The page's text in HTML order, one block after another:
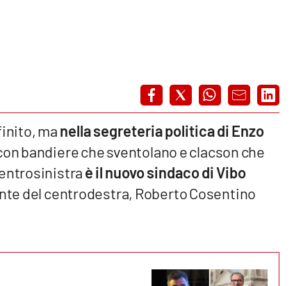
manella segreteria politica di Enzo
bandiere che sventolano e clacson che
è il nuovo sindaco di Vibo
del centrodestra, Roberto Cosentino